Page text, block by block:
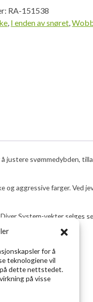
for å
teknologiene vil
dette nettstedet.
på visse
RA-151538
, I enden av snøret,
justere svømmedybden,
aggressive farger. Ved
System-vekter selges